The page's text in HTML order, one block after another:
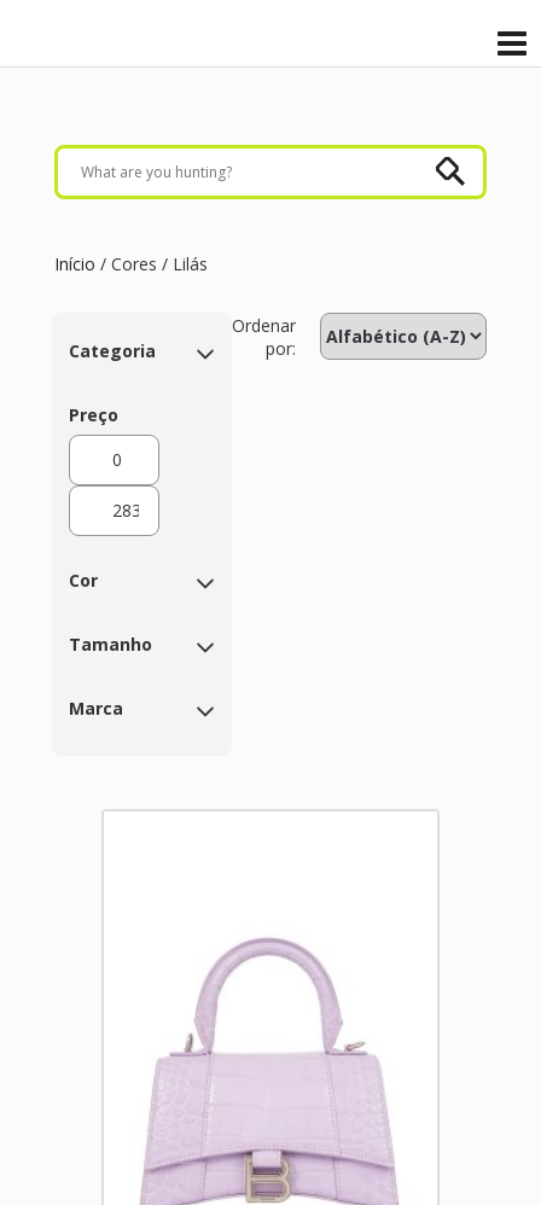
Início / Cores / Lilás
Categoria
Preço
Cor
Tamanho
Marca
Ordenar
por: